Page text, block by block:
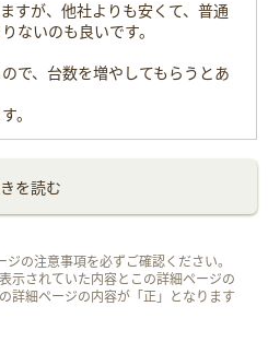
すが、他社よりも安くて、普通
ないのも良いです。
で、台数を増やしてもらうとあ
。
を読む
の注意事項を必ずご確認ください。
示されていた内容とこの詳細ページの
詳細ページの内容が「正」となります